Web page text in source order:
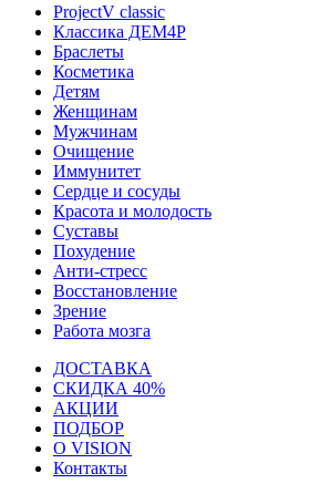
ProjectV classic
Классика ДЕМ4Р
Браслеты
Косметика
Детям
Женщинам
Мужчинам
Очищение
Иммунитет
Сердце и сосуды
Красота и молодость
Суставы
Похудение
Анти-стресс
Восстановление
Зрение
Работа мозга
ДОСТАВКА
СКИДКА 40%
АКЦИИ
ПОДБОР
О VISION
Контакты